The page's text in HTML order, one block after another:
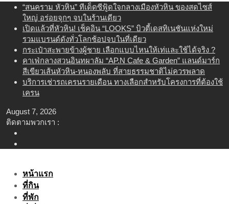
content
“สนคราม หัวหิน” ทีเด็ดซีฟู้ดใจกลางเมืองหัวหิน ของสดไซส์
ใหญ่ อร่อยจุกๆ จบในร้านเดียว
เปิดแล้วที่หัวหิน! เช็คอิน “LOOKS” บิวตี้เดสทิเนชันแห่งใหม่
รวมแบรนด์ดังทั่วโลกช้อปจบในที่เดียว
กระเป๋าสะพายข้างผู้ชาย เลือกแบบไหนให้เท่และใช้ได้จริง ?
คาเฟ่กลางสวนอินทผาลัม “AP.N Cafe & Garden” แลนด์มาร์ก
สีเขียวเส้นหัวหิน-หนองพลับ ที่สายธรรมชาติไม่ควรพลาด
บริการเช่ารถเครนรายเดือน ทางเลือกสำหรับโครงการที่ต้องใช้
เครน
August 7, 2026
ติดตามพวกเรา :
หน้าแรก
ที่กิน
ที่พัก